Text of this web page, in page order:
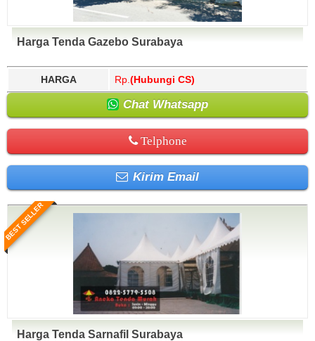
Harga Tenda Gazebo Surabaya
HARGA Rp. (Hubungi CS)
Chat Whatsapp
Telphone
Kirim Email
BEST SELLER
Harga Tenda Sarnafil Surabaya